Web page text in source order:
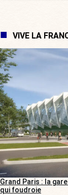
VIVE LA
Grand Paris : la
qui foudroie